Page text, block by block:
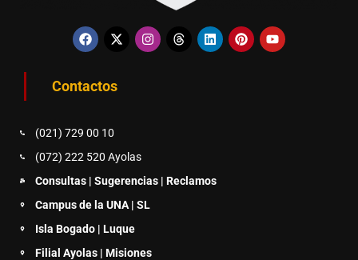
Contactos
(021) 729 00 10
(072) 222 520 Ayolas
Consultas | Sugerencias | Reclamos
Campus de la UNA | SL
Isla Bogado | Luque
Filial Ayolas | Misiones